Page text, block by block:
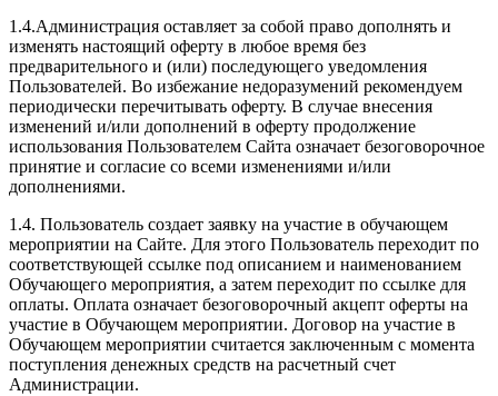
1.4.Администрация оставляет за собой право дополнять и
изменять настоящий оферту в любое время без
предварительного и (или) последующего уведомления
Пользователей. Во избежание недоразумений рекомендуем
периодически перечитывать оферту. В случае внесения
изменений и/или дополнений в оферту продолжение
использования Пользователем Сайта означает безоговорочное
принятие и согласие со всеми изменениями и/или
дополнениями.
1.4. Пользователь создает заявку на участие в обучающем
мероприятии на Сайте. Для этого Пользователь переходит по
соответствующей ссылке под описанием и наименованием
Обучающего мероприятия, а затем переходит по ссылке для
оплаты. Оплата означает безоговорочный акцепт оферты на
участие в Обучающем мероприятии. Договор на участие в
Обучающем мероприятии считается заключенным с момента
поступления денежных средств на расчетный счет
Администрации.